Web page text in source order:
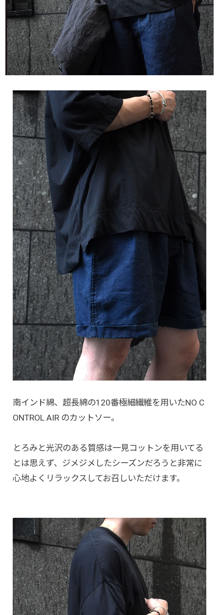
南インド綿、超長綿の120番極細繊維を用いたNO C
ONTROL AIR のカットソー。
とろみと光沢のある質感は一見コットンを用いてる
とは思えず、ジメジメしたシーズンだろうと非常に
心地よくリラックスしてお召しいただけます。